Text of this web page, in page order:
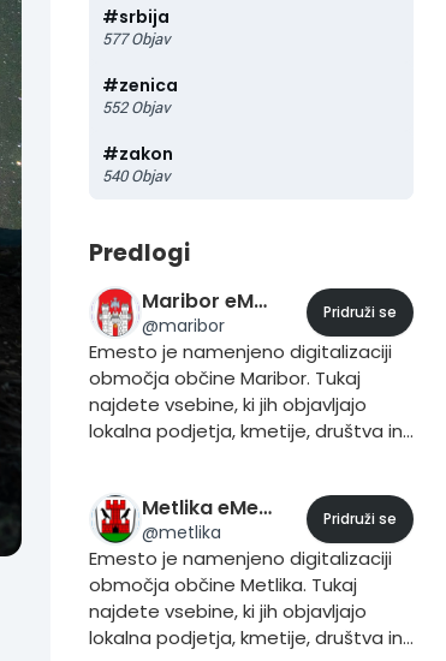
#srbija
577 Objav
#zenica
552 Objav
#zakon
540 Objav
Predlogi
Maribor eMesto
@maribor
Pridruži se
Emesto je namenjeno digitalizaciji
območja občine Maribor. Tukaj
najdete vsebine, ki jih objavljajo
lokalna podjetja, kmetije, društva in
pri objavljanju vsebine dodate trend
#Maribor.
Metlika eMesto
@metlika
Pridruži se
Emesto je namenjeno digitalizaciji
območja občine Metlika. Tukaj
najdete vsebine, ki jih objavljajo
lokalna podjetja, kmetije, društva in